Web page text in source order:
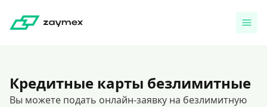
Кредитные карты безлимитные
Вы можете подать онлайн-заявку на безлимитную